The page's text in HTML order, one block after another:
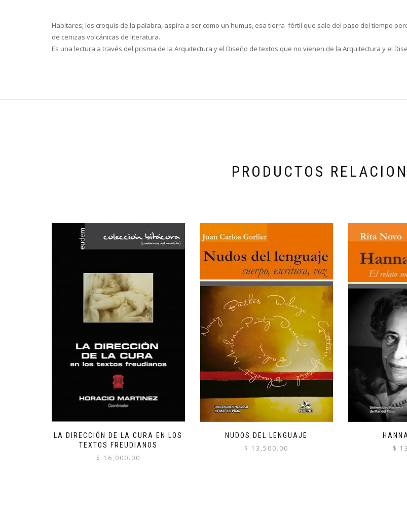
Habitares; los croquis de la palabra, aspira a ser como un humus, esa tierra fértil que sale del paso del tiempo
de cenizas volcánicas de literatura.
Es una lectura a través del prisma de la Arquitectura y el Diseño de textos que no vienen de la Arquitectura y el
PRODUCTOS
LA DIRECCIÓN DE LA CURA EN LOS
TEXTOS FREUDIANOS
$ 16,000.00
NUDOS DEL LENGUAJE
$ 13,500.00 $